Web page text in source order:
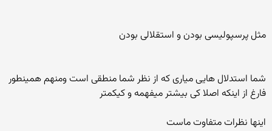
مثل پرسپولیسی بودن و استقلالی بودن
شما استدلال هایی میاری که از نظر شما منطقی است ومنهم همینطور
فارغ از اینکه اصلا کی بیشتر میفهمه و کیکمتر
اینها نظرات متفاوت ماست